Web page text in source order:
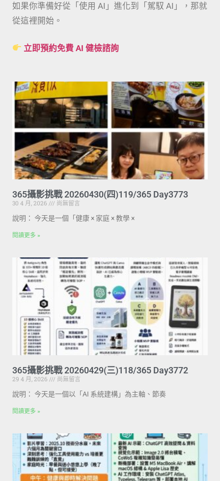
如果你準備好從「使用 AI」進化到「駕馭 AI」，那就
從這裡開始。
立即預約免費 AI 健檢諮詢
365攝影挑戰 20260430(四)119/365 Day3773
30 4 月, 2026
尚無留言
說明： 今天是一個「健康 × 家庭 × 教學 ×
閱讀更多 »
365攝影挑戰 20260429(三)118/365 Day3772
29 4 月, 2026
尚無留言
說明： 今天是一個以「AI 系統建構」為主軸、節奏
閱讀更多 »